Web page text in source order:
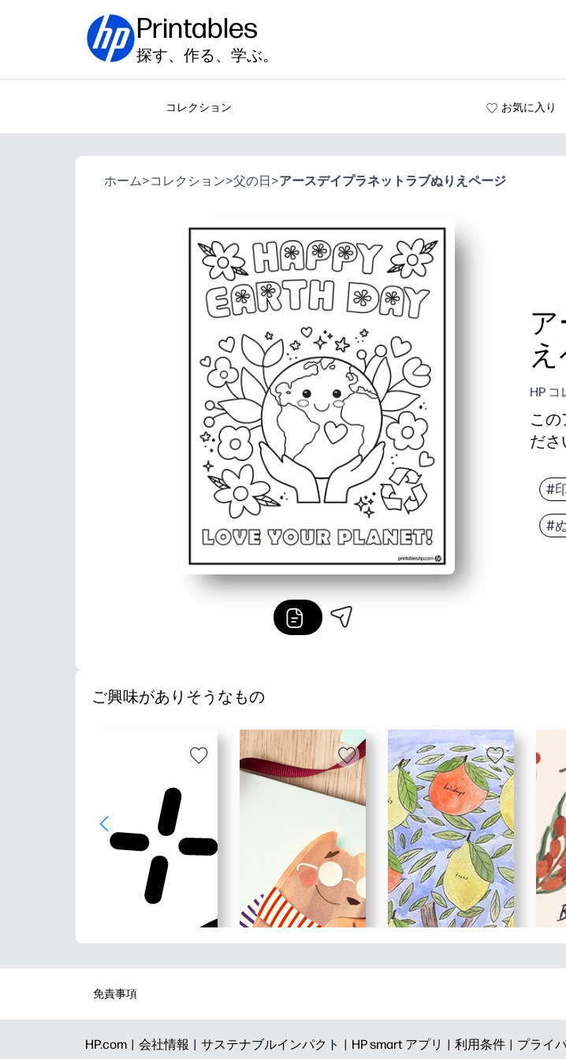
Printables
探す、作る、学ぶ。
コレクション お気に入り
ホーム>コレクション>父の日>アースデイプラネットラブぬりえページ
HP コ
こ
ださ
#
#
ご興味がありそうなもの
免責事項
HP.com | 会社情報 | サステナブルインパクト | HP smart アプリ | 利用条件 | プライ